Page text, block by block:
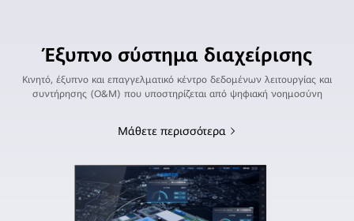
Έξυπνο σύστημα διαχείρισης
Κινητό, έξυπνο και επαγγελματικό κέντρο δεδομένων λειτουργίας και
συντήρησης (O&M) που υποστηρίζεται από ψηφιακή νοημοσύνη
Μάθετε περισσότερα